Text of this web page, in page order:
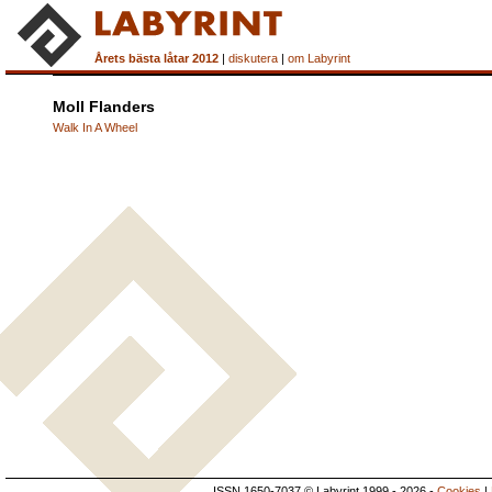
Årets bästa låtar 2012 | diskutera | om Labyrint
Moll Flanders
Walk In A Wheel